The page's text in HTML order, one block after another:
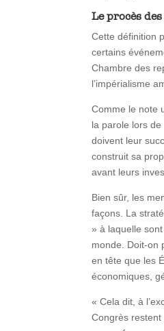
Le procès
Cette définition
certains
Chambre des
l’impérialisme
Comme le note
la parole lors
doivent leur
construit sa
avant leurs
Bien sûr, les
façons. La
» à laquelle
monde. Doit-on
en tête que les
économiques,
« Cela dit, à
Congrès